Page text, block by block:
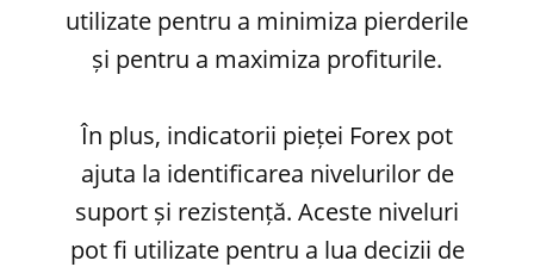
utilizate pentru a minimiza pierderile
și pentru a maximiza profiturile.
În plus, indicatorii pieței Forex pot
ajuta la identificarea nivelurilor de
suport și rezistență. Aceste niveluri
pot fi utilizate pentru a lua decizii de